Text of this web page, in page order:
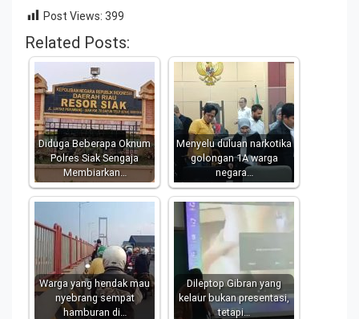
Post Views: 399
Related Posts:
Diduga Beberapa Oknum
Polres Siak Sengaja
Membiarkan…
Menyelu duluan narkotika
golongan 1A warga
negara…
Warga yang hendak mau
nyebrang sempat
hamburan di…
Dileptop Gibran yang
kelaur bukan presentasi,
tetapi…